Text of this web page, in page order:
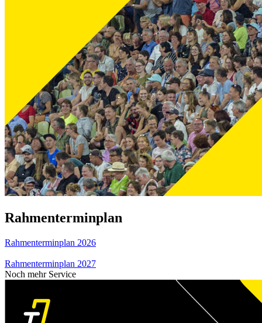
Rahmenterminplan
Rahmenterminplan 2026
Rahmenterminplan 2027
Noch mehr Service